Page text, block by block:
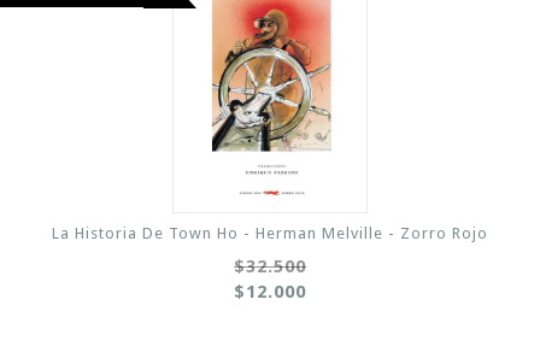
La Historia De Town Ho - Herman Melville - Zorro Rojo
$32.500
$12.000